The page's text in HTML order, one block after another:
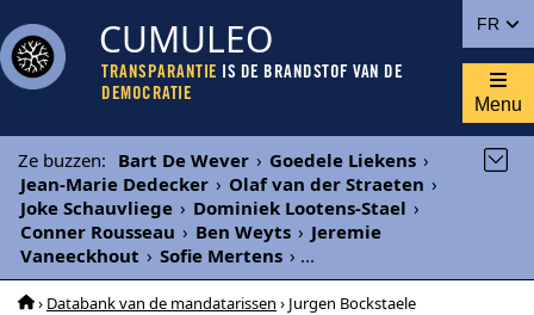
FR
CUMULEO
TRANSPARANTIE IS DE BRANDSTOF VAN DE
DEMOCRATIE
Menu
Ze buzzen: Bart De Wever › Goedele Liekens ›
Jean-Marie Dedecker › Olaf van der Straeten ›
Joke Schauvliege › Dominiek Lootens-Stael ›
Conner Rousseau › Ben Weyts › Jeremie
Vaneeckhout › Sofie Mertens › ...
› Databank van de mandatarissen › Jurgen Bockstaele